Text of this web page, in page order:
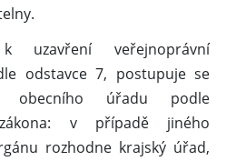
uzavření veřejnoprávní
odstavce 7, postupuje se
úřadu podle
v případě jiného
rozhodne krajský úřad,